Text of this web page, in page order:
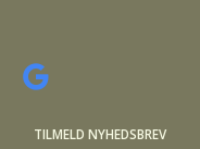
TILMELD NYHEDSBREV